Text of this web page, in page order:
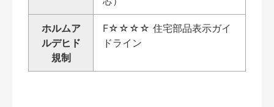
ホルムア
ルデヒド
規制
F☆☆☆☆ 住宅部品表示ガイ
ドライン